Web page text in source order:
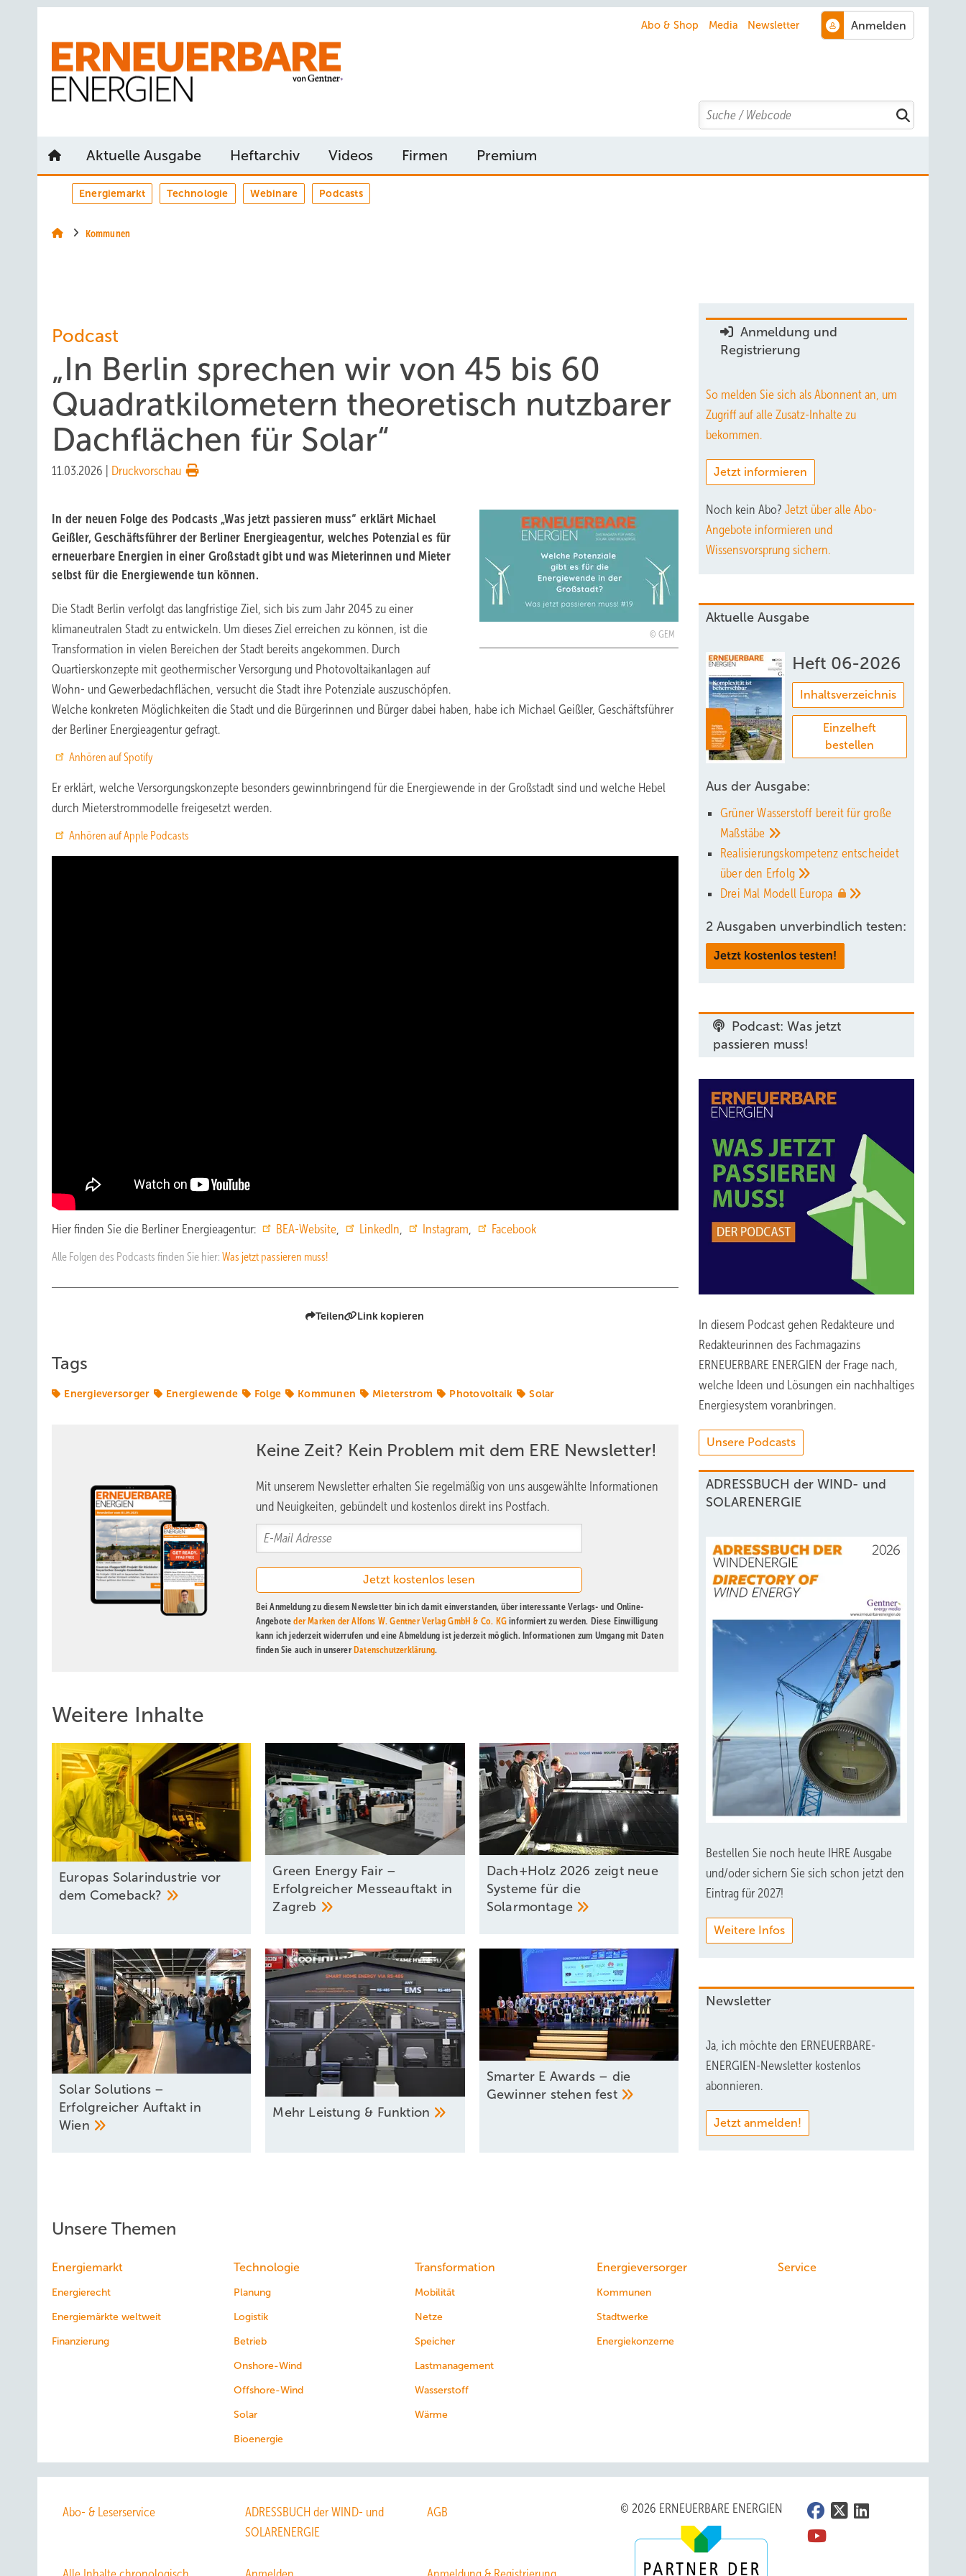
Abo & Shop Media Newsletter
Search
Aktuelle Ausgabe Heftarchiv Videos Firmen Premium
Energiemarkt Technologie Webinare Podcasts
Kommunen
Podcast
„In Berlin sprechen wir von 45 bis 60
Quadratkilometern theoretisch nutzbarer
Dachflächen für Solar“
11.03.2026 Druckvorschau
GEM
In der neuen Folge des Podcasts „Was jetzt passieren muss“ erklärt Michael
Geißler, Geschäftsführer der Berliner Energieagentur, welches Potenzial es für
erneuerbare Energien in einer Großstadt gibt und was Mieterinnen und Mieter
selbst für die Energiewende tun können.
Die Stadt Berlin verfolgt das langfristige Ziel, sich bis zum Jahr 2045 zu einer
klimaneutralen Stadt zu entwickeln. Um dieses Ziel erreichen zu können, ist die
Transformation in vielen Bereichen der Stadt bereits angekommen. Durch
Quartierskonzepte mit geothermischer Versorgung und Photovoltaikanlagen auf
Wohn- und Gewerbedachflächen, versucht die Stadt ihre Potenziale auszuschöpfen.
Welche konkreten Möglichkeiten die Stadt und die Bürgerinnen und Bürger dabei haben, habe ich Michael Geißler, Geschäftsführer
der Berliner Energieagentur gefragt.
Anhören auf Spotify
Er erklärt, welche Versorgungskonzepte besonders gewinnbringend für die Energiewende in der Großstadt sind und welche Hebel
durch Mieterstrommodelle freigesetzt werden.
Anhören auf Apple Podcasts
Hier finden Sie die Berliner Energieagentur: BEA-Website LinkedIn Instagram Facebook
Alle Folgen des Podcasts finden Sie hier: Was jetzt passieren muss!
Teilen Link kopieren
Tags
Energieversorger Energiewende Folge Kommunen Mieterstrom Photovoltaik Solar
Keine Zeit? Kein Problem mit dem ERE Newsletter!
Mit unserem Newsletter erhalten Sie regelmäßig von uns ausgewählte Informationen
und Neuigkeiten, gebündelt und kostenlos direkt ins Postfach.
Bei Anmeldung zu diesem Newsletter bin ich damit einverstanden, über interessante Verlags- und Online-
Angeboteder Marken der Alfons W. Gentner Verlag GmbH & Co. KG informiert zu werden. Diese Einwilligung
kann ich jederzeit widerrufen und eine Abmeldung ist jederzeit möglich. Informationen zum Umgang mit Daten
finden Sie auch in unserer Datenschutzerklärung.
Weitere Inhalte
Europas Solarindustrie vor
dem Comeback?
Green Energy Fair –
Erfolgreicher Messeauftakt in
Zagreb
Dach+Holz 2026 zeigt neue
Systeme für die
Solarmontage
Solar Solutions –
Erfolgreicher Auftakt in
Wien
Mehr Leistung & ­Funktion
Smarter E Awards – die
Gewinner stehenfest
Anmeldung und
Registrierung
So melden Sie sich als Abonnent an, um
Zugriff auf alle Zusatz-Inhalte zu
bekommen.
Jetzt informieren
Noch kein Abo? Jetzt über alle Abo-
Angebote informieren und
Wissensvorsprung sichern.
Aktuelle Ausgabe
Heft 06-2026
Inhaltsverzeichnis
Einzelheft
bestellen
Aus der Ausgabe:
Grüner Wasserstoff bereit für große
Maßstäbe
Realisierungskompetenz entscheidet
über den Erfolg
Drei Mal Modell Europa
2 Ausgaben unverbindlich testen:
Jetzt kostenlos testen!
Podcast: Was jetzt
passieren muss!
In diesem Podcast gehen Redakteure und
Redakteurinnen des Fachmagazins
ERNEUERBARE ENERGIEN der Frage nach,
welche Ideen und Lösungen ein nachhaltiges
Energiesystem voranbringen.
Unsere Podcasts
ADRESSBUCH der WIND- und
SOLARENERGIE
Bestellen Sie noch heute IHRE Ausgabe
und/oder sichern Sie sich schon jetzt den
Eintrag für 2027!
Weitere Infos
Newsletter
Ja, ich möchte den ERNEUERBARE-
ENERGIEN-Newsletter kostenlos
abonnieren.
Jetzt anmelden!
Unsere Themen
Energiemarkt
Energierecht
Energiemärkte weltweit
Finanzierung
Technologie
Planung
Logistik
Betrieb
Onshore-Wind
Offshore-Wind
Solar
Bioenergie
Transformation
Mobilität
Netze
Speicher
Lastmanagement
Wasserstoff
Wärme
Energieversorger
Kommunen
Stadtwerke
Energiekonzerne
Service
Abo- & Leserservice
ADRESSBUCH der WIND- und
SOLARENERGIE
AGB © 2026 ERNEUERBARE ENERGIEN